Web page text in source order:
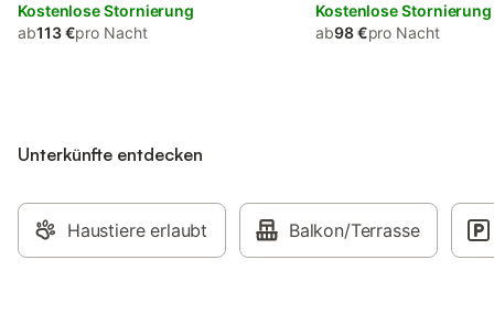
Kostenlose Stornierung
ab113 €pro Nacht
Kostenlose Stornierung
ab98 €pro Nacht
Unterkünfte entdecken
Haustiere erlaubt Balkon/Terrasse